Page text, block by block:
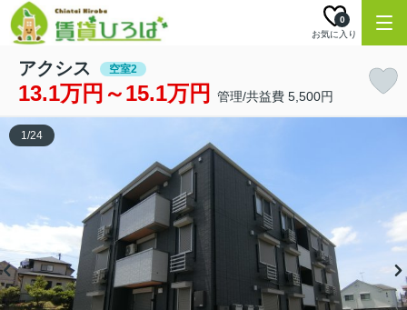
お気に入り
0
アクシス 空室2
13.1万円～15.1万円 管理/共益費 5,500円
1/24